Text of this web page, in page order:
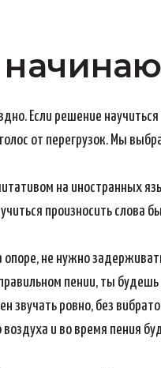
Если решение
от перегрузок. Мы
на иностранных
произносить слова
не нужно
пении, ты
звучать ровно, без
и во время пения